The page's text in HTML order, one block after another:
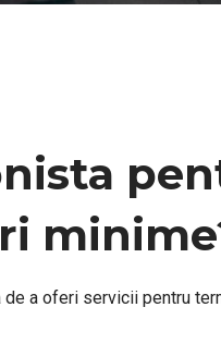
de a oferi servicii pentru